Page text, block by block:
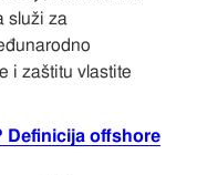
služi za
i zaštitu vlastite
Definicija offshore